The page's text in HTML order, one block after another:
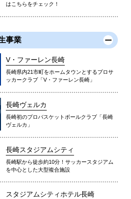
はこちらをチェック！
事業
V・ファーレン長崎
長崎県内21市町をホームタウンとするプロサ
ッカークラブ「V・ファーレン長崎」
長崎ヴェルカ
長崎初のプロバスケットボールクラブ「長崎
ヴェルカ」
長崎スタジアムシティ
長崎駅から徒歩約10分！サッカースタジアム
を中心とした大型複合施設
スタジアムシティホテル長崎